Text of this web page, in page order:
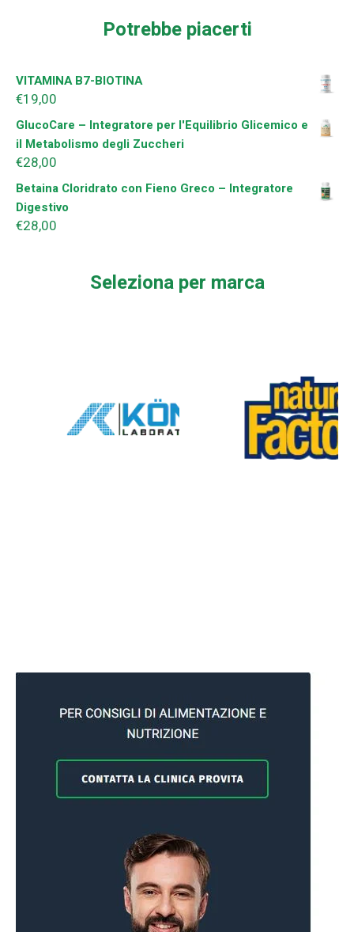
Potrebbe piacerti
VITAMINA B7-BIOTINA
€19,00
GlucoCare – Integratore per l'Equilibrio Glicemico e
il Metabolismo degli Zuccheri
€28,00
Betaina Cloridrato con Fieno Greco – Integratore
Digestivo
€28,00
Seleziona per marca